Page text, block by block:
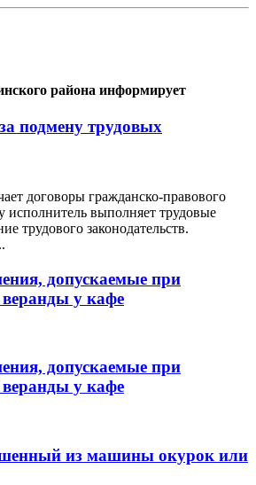
района информирует
подмену трудовых
договоры гражданско-правового
исполнитель выполняет трудовые
трудового законодательств.
допускаемые при
веранды у кафе
допускаемые при
веранды у кафе
из машины окурок или